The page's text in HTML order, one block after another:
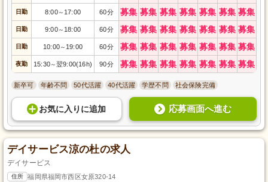
日勤 8:00～ 17:00 60分 募集 募集 募集 募集 募集 募集 募集
日勤 9:00～ 18:00 60分 募集 募集 募集 募集 募集 募集 募集
日勤 10:00～ 19:00 60分 募集 募集 募集 募集 募集 募集 募集
夜勤 15:30～翌9:00(16h) 90分 募集 募集 募集 募集 募集 募集 募集
新卒可 年齢不問 50代活躍 40代活躍 学歴不問 社会保険完備
お気に入り に追加 応募画面へ進む
デイサービス涼の杜の求人
デイサービス
住所 福岡県福岡市西区女原320-14